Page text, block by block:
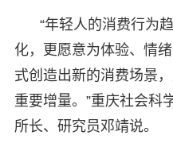
“年轻人的消费行为
化，更愿意为体验、情
式创造出新的消费场景
重要增量。”重庆社会科
所长、研究员邓靖说。